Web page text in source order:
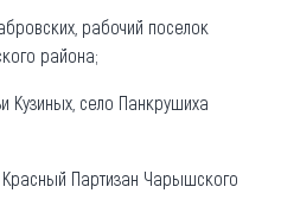
рабочий поселок
района;
Кузиных, село Панкрушиха
Партизан Чарышского